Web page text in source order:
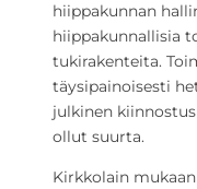
hiippakunnan
hiippakunnallisia
tukirakenteita.
täysipainoisesti
julkinen
ollut suurta.
Kirkkolain